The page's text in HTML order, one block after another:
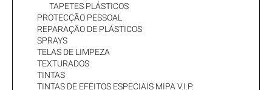
TAPETES PLÁSTICOS
PROTECÇÃO PESSOAL
REPARAÇÃO DE PLÁSTICOS
SPRAYS
TELAS DE LIMPEZA
TEXTURADOS
TINTAS
TINTAS DE EFEITOS ESPECIAIS MIPA V.I.P.